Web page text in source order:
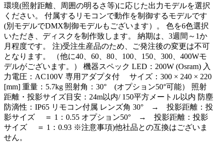
環境(照射距離、周囲の明るさ等)に応じた出力モデルを選択
ください。 付属するリモコンで動作を制御するモデルです
(別モデルでDMX制御モデルもございます）。 色を6色選択
いただき、ディスクを制作致します。 納期は、3週間～1か
月程度です。 注)受注生産品のため、ご発注後の変更は不可
となります。 （他に40、60、80、100、150、300、400Wモ
デルがございます。） 機器スペック LED：200W (Osram) 入
力電圧：AC100V 専用アダプタ付 サイズ：300 × 240 × 220
[mm] 重量：5.7kg 照射角：30° (オプション50°可能） 照射
距離・投影サイズ目安：24m以内/ 150平方メートル以内 防塵
防滴性：IP65 リモコン付属 レンズ角 30° → 投影距離：投
影サイズ ＝ 1：0.55 オプション50° → 投影距離：投影
サイズ ＝ 1：0.93 ※注意事項)他社品との互換はございま
せん。